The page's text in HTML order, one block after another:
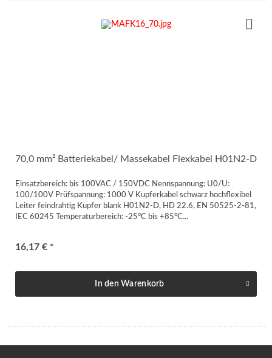
70,0 mm² Batteriekabel/ Massekabel Flexkabel H01N2-D
Einsatzbereich: bis 100VAC / 150VDC Nennspannung: U0/U:
100/100V Prüfspannung: 1000 V Kupferkabel schwarz hochflexibel
Leiter feindrahtig Kupfer blank H01N2-D, HD 22.6, EN 50525-2-81,
IEC 60245 Temperaturbereich: -25°C bis +85°C...
16,17 € *
In den Warenkorb